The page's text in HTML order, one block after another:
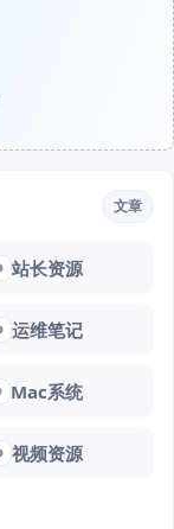
文章
站长资源
运维笔记
Mac系统
视频资源